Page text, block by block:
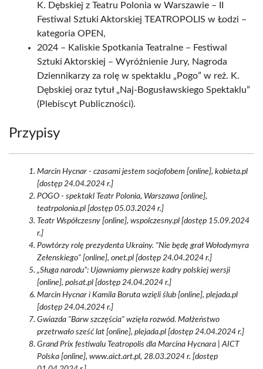
K. Dębskiej z Teatru Polonia w Warszawie – II
Festiwal Sztuki Aktorskiej TEATROPOLIS w Łodzi –
kategoria OPEN,
2024 – Kaliskie Spotkania Teatralne – Festiwal
Sztuki Aktorskiej – Wyróżnienie Jury, Nagroda
Dziennikarzy za rolę w spektaklu „Pogo” w reż. K.
Dębskiej oraz tytuł „Naj-Bogusławskiego Spektaklu”
(Plebiscyt Publiczności).
Przypisy
Marcin Hycnar - czasami jestem socjofobem [online], kobieta.pl
[dostęp 24.04.2024 r.]
POGO - spektakl Teatr Polonia, Warszawa [online],
teatrpolonia.pl [dostęp 05.03.2024 r.]
Teatr Współczesny [online], wspolczesny.pl [dostęp 15.09.2024
r.]
Powtórzy rolę prezydenta Ukrainy. "Nie będę grał Wołodymyra
Zełenskiego" [online], onet.pl [dostęp 24.04.2024 r.]
„Sługa narodu”: Ujawniamy pierwsze kadry polskiej wersji
[online], polsat.pl [dostęp 24.04.2024 r.]
Marcin Hycnar i Kamila Boruta wzięli ślub [online], plejada.pl
[dostęp 24.04.2024 r.]
Gwiazda "Barw szczęścia" wzięła rozwód. Małżeństwo
przetrwało sześć lat [online], plejada.pl [dostęp 24.04.2024 r.]
Grand Prix festiwalu Teatropolis dla Marcina Hycnara | AICT
Polska [online], www.aict.art.pl, 28.03.2024 r. [dostęp